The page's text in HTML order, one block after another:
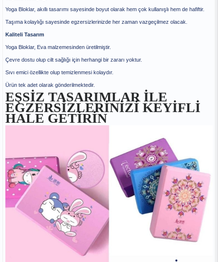
Yoga Bloklar, akıllı tasarımı sayesinde boyut olarak hem çok kullanışlı hem de hafiftir.
Taşıma kolaylığı sayesinde egzersizlerinizde her zaman vazgeçilmez olacak.
Kaliteli Tasarım
Yoga Bloklar, Eva malzemesinden üretilmiştir.
Çevre dostu olup cilt sağlığı için herhangi bir zararı yoktur.
Sıvı emici özellikte olup temizlenmesi kolaydır.
Ürün tek adet olarak gönderilmektedir.
EŞSİZ TASARIMLAR İLE
EGZERSİZLERİNİZİ KEYİFLİ
HALE GETİRİN